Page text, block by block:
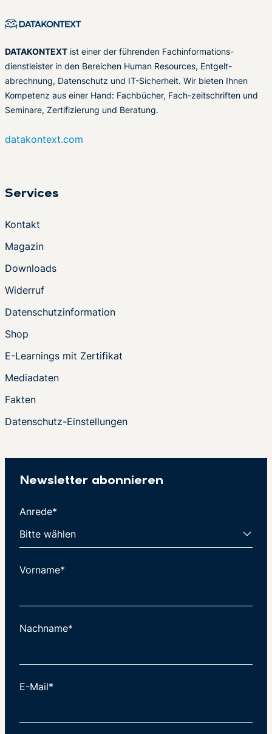
DATAKONTEXT ist einer der führenden Fachinformations-
dienstleister in den Bereichen Human Resources, Entgelt-
abrechnung, Datenschutz und IT-Sicherheit. Wir bieten Ihnen
Kompetenz aus einer Hand: Fachbücher, Fach-zeitschriften und
Seminare, Zertifizierung und Beratung.
datakontext.com
Services
Kontakt
Magazin
Downloads
Widerruf
Datenschutzinformation
Shop
E-Learnings mit Zertifikat
Mediadaten
Fakten
Datenschutz-Einstellungen
Newsletter abonnieren
Anrede*
Vorname*
Nachname*
E-Mail*